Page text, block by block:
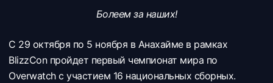
Болеем за наших!
С 29 октября по 5 ноября в Анахайме в рамках
BlizzCon пройдет первый чемпионат мира по
Overwatch с участием 16 национальных сборных.